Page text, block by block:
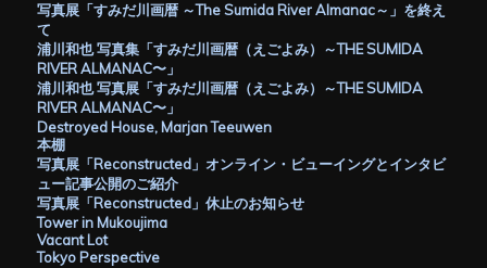
写真展「すみだ川画暦 ～The Sumida River Almanac～」を終え
て
浦川和也 写真集「すみだ川画暦（えごよみ）～THE SUMIDA
RIVER ALMANAC〜」
浦川和也 写真展「すみだ川画暦（えごよみ）～THE SUMIDA
RIVER ALMANAC〜」
Destroyed House, Marjan Teeuwen
本棚
写真展「Reconstructed」オンライン・ビューイングとインタビ
ュー記事公開のご紹介
写真展「Reconstructed」休止のお知らせ
Tower in Mukoujima
Vacant Lot
Tokyo Perspective